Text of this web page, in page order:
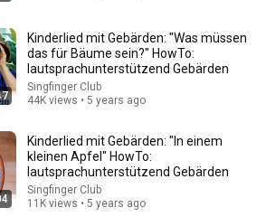
Kinderlied mit Gebärden: "Was müssen
das für Bäume sein?" HowTo:
lautsprachunterstützend Gebärden
Singfinger Club
44K views • 5 years ago
Kinderlied mit Gebärden: "In einem
kleinen Apfel" HowTo:
lautsprachunterstützend Gebärden
Singfinger Club
11K views • 5 years ago